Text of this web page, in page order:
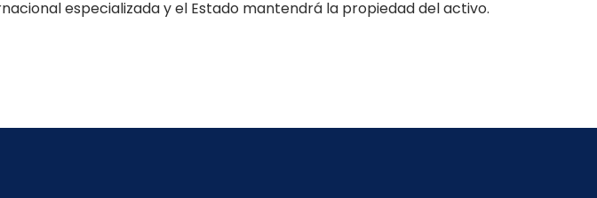
especializada y el Estado mantendrá la propiedad del activo.